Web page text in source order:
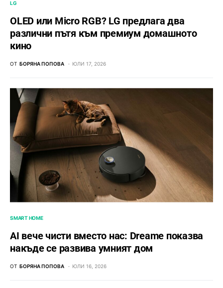
LG
OLED или Micro RGB? LG предлага два
различни пътя към премиум домашното
кино
ОТ БОРЯНА ПОПОВА ЮЛИ 17, 2026
SMART HOME
AI вече чисти вместо нас: Dreame показва
накъде се развива умният дом
ОТ БОРЯНА ПОПОВА ЮЛИ 16, 2026